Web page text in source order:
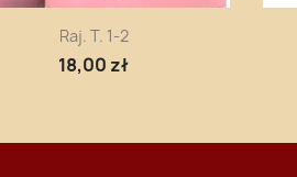
Szybki podgląd
Raj. T. 1-2
18,00 zł